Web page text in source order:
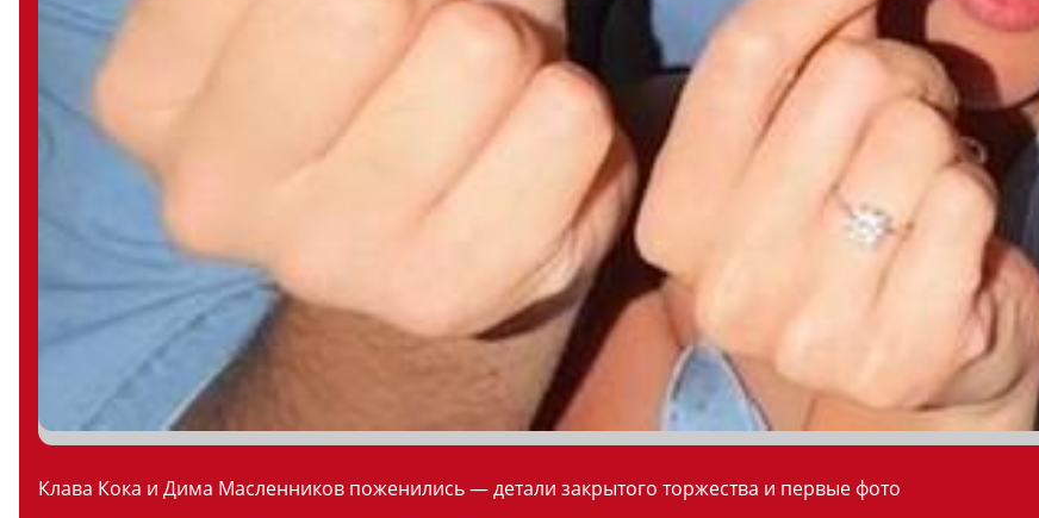
Клава Кока и Дима Масленников поженились — детали закрытого торжества и первые фото